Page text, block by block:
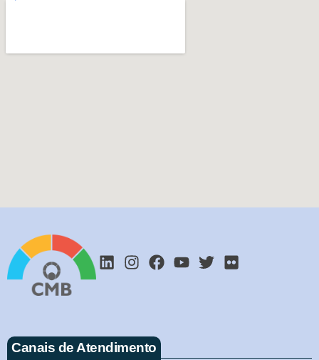
Canais de Atendimento